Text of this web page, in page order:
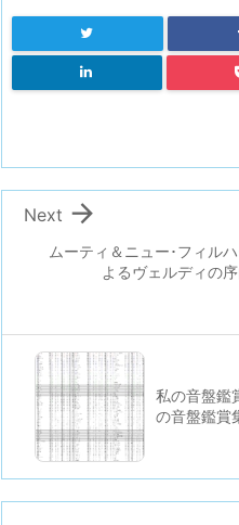
ムーティ＆ニュー･フィル
よるヴェルディの

Next
私の音盤鑑
の音盤鑑賞